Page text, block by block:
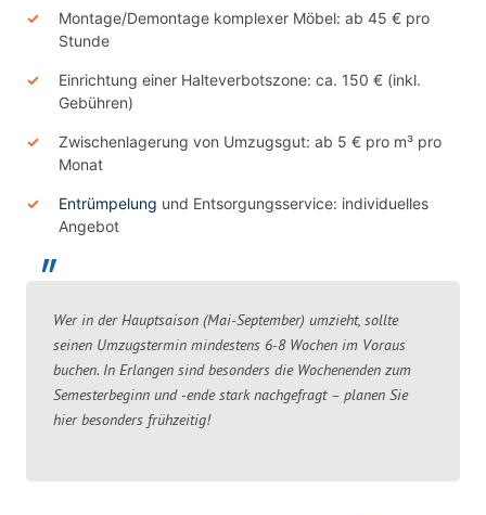
Montage/Demontage komplexer Möbel: ab 45 € pro
Stunde
Einrichtung einer Halteverbotszone: ca. 150 € (inkl.
Gebühren)
Zwischenlagerung von Umzugsgut: ab 5 € pro m³ pro
Monat
Entrümpelung und Entsorgungsservice: individuelles
Angebot
Wer in der Hauptsaison (Mai-September) umzieht, sollte
seinen Umzugstermin mindestens 6-8 Wochen im Voraus
buchen. In Erlangen sind besonders die Wochenenden zum
Semesterbeginn und -ende stark nachgefragt – planen Sie
hier besonders frühzeitig!